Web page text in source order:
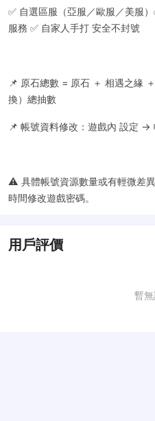
✅ 自選區服（亞服／歐服／美服
服務 ✅ 自家人手打 安全不封號
📌 原石總數 = 原石 ＋ 相遇之緣
換）總抽數
📌 帳號資料修改：遊戲內 設定
⚠️ 具體帳號資源數量或有輕微差
時間修改遊戲密碼。
用戶評價
暫